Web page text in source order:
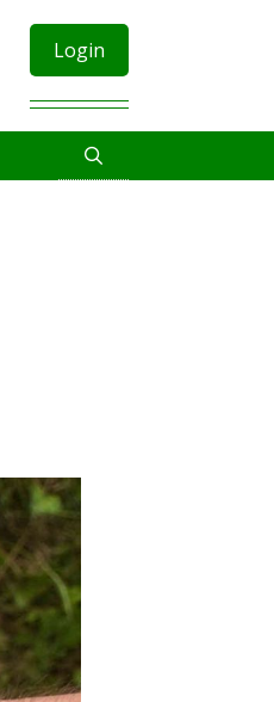
Login